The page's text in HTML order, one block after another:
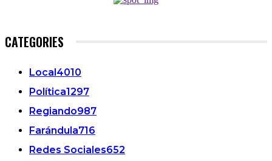
CATEGORIES
Local4010
Política1297
Regiando987
Farándula716
Redes Sociales652